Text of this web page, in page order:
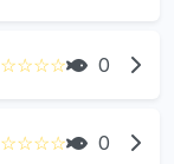
☆☆☆☆ 0
☆☆☆☆ 0